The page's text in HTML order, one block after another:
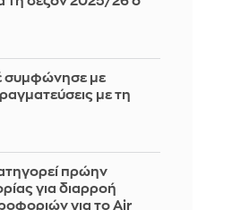
συμφώνησε με
με τη
πρώην
για διαρροή
για το Air